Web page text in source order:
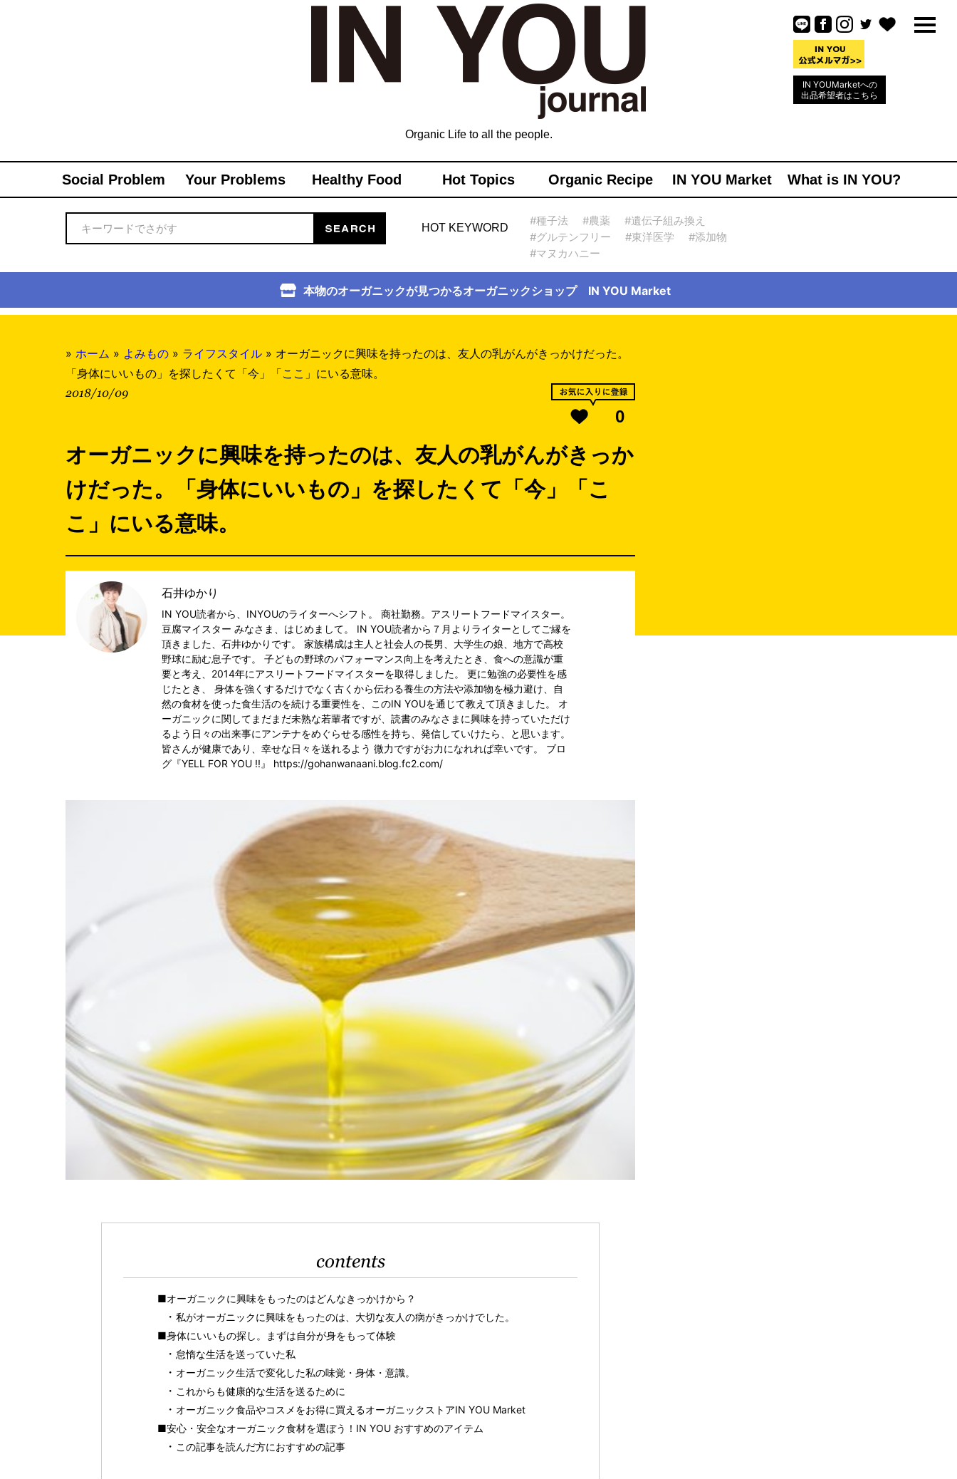
IN YOUMarketへの
出品希望者はこちら
Organic Life to all the people.
Social Problem Your Problems Healthy Food Hot Topics Organic Recipe IN YOU Market What is IN YOU?
HOT KEYWORD
#種子法 #農薬
#遺伝子組み換え
#グルテンフリー
#東洋医学
#添加物
#マヌカハニー
本物のオーガニックが見つかるオーガニックショップ IN YOU Market
» ホーム » よみもの » ライフスタイル » オーガニックに興味を持ったのは、友人の乳がんがきっかけだった。
「身体にいいもの」を探したくて「今」「ここ」にいる意味。
2018/10/09
0
オーガニックに興味を持ったのは、友人の乳がんがきっか
けだった。「身体にいいもの」を探したくて「今」「こ
こ」にいる意味。
石井ゆかり
IN YOU読者から、INYOUのライターへシフト。 商社勤務。アスリートフードマイスター。
豆腐マイスター みなさま、はじめまして。 IN YOU読者から７月よりライターとしてご縁を
頂きました、石井ゆかりです。 家族構成は主人と社会人の長男、大学生の娘、地方で高校
野球に励む息子です。 子どもの野球のパフォーマンス向上を考えたとき、食への意識が重
要と考え、2014年にアスリートフードマイスターを取得しました。 更に勉強の必要性を感
じたとき、 身体を強くするだけでなく古くから伝わる養生の方法や添加物を極力避け、自
然の食材を使った食生活のを続ける重要性を、このIN YOUを通じて教えて頂きました。 オ
ーガニックに関してまだまだ未熟な若輩者ですが、読書のみなさまに興味を持っていただけ
るよう日々の出来事にアンテナをめぐらせる感性を持ち、発信していけたら、と思います。
皆さんが健康であり、幸せな日々を送れるよう 微力ですがお力になれれば幸いです。 ブロ
グ『YELL FOR YOU !!』 https://gohanwanaani.blog.fc2.com/
contents
■オーガニックに興味をもったのはどんなきっかけから？
私がオーガニックに興味をもったのは、大切な友人の病がきっかけでした。
■身体にいいもの探し。まずは自分が身をもって体験
怠惰な生活を送っていた私
オーガニック生活で変化した私の味覚・身体・意識。
これからも健康的な生活を送るために
オーガニック食品やコスメをお得に買えるオーガニックストアIN YOU Market
■安心・安全なオーガニック食材を選ぼう！IN YOU おすすめのアイテム
この記事を読んだ方におすすめの記事